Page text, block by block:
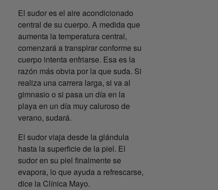
El sudor es el aire acondicionado
central de su cuerpo. A medida que
aumenta la temperatura central,
comenzará a transpirar conforme su
cuerpo intenta enfriarse. Esa es la
razón más obvia por la que suda. Si
realiza una carrera larga, si va al
gimnasio o si pasa un día en la
playa en un día muy caluroso de
verano, sudará.
El sudor viaja desde la glándula
hasta la superficie de la piel. El
sudor en su piel finalmente se
evapora, lo que ayuda a refrescarse,
dice la Clínica Mayo.